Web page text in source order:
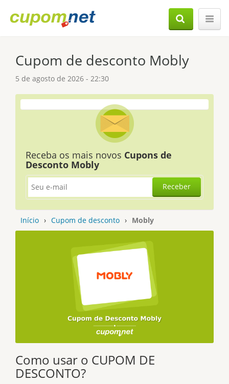
Cupom de desconto Mobly
5 de agosto de 2026 - 22:30
Receba os mais novos Cupons de
Desconto Mobly
Receber
Início › Cupom de desconto › Mobly
Como usar o CUPOM DE
DESCONTO?